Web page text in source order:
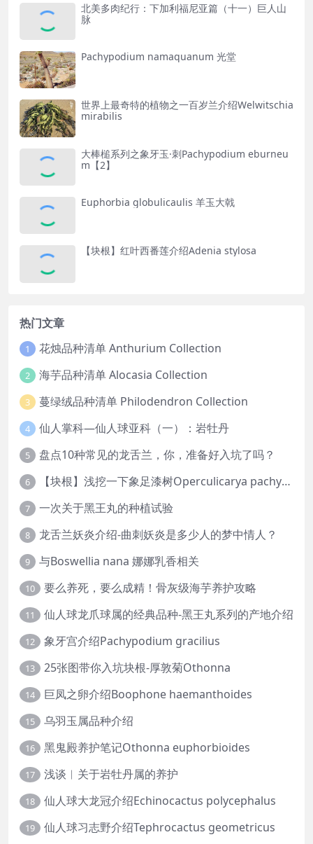
北美多肉纪行：下加利福尼亚篇（十一）巨人山
脉
Pachypodium namaquanum 光堂
世界上最奇特的植物之一百岁兰介绍Welwitschia
mirabilis
大棒槌系列之象牙玉·刺Pachypodium eburneu
m【2】
Euphorbia globulicaulis 羊玉大戟
【块根】红叶西番莲介绍Adenia stylosa
热门文章
1 花烛品种清单 Anthurium Collection
2 海芋品种清单 Alocasia Collection
3 蔓绿绒品种清单 Philodendron Collection
4 仙人掌科—仙人球亚科（一）：岩牡丹
5 盘点10种常见的龙舌兰，你，准备好入坑了吗？
6 【块根】浅挖一下象足漆树Operculicarya pachypus
7 一次关于黑王丸的种植试验
8 龙舌兰妖炎介绍-曲刺妖炎是多少人的梦中情人？
9 与Boswellia nana 娜娜乳香相关
10 要么养死，要么成精！骨灰级海芋养护攻略
11 仙人球龙爪球属的经典品种-黑王丸系列的产地介绍
12 象牙宫介绍Pachypodium gracilius
13 25张图带你入坑块根-厚敦菊Othonna
14 巨凤之卵介绍Boophone haemanthoides
15 乌羽玉属品种介绍
16 黑鬼殿养护笔记Othonna euphorbioides
17 浅谈︱关于岩牡丹属的养护
18 仙人球大龙冠介绍Echinocactus polycephalus
19 仙人球习志野介绍Tephrocactus geometricus